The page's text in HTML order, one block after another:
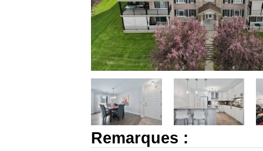
Remarques :